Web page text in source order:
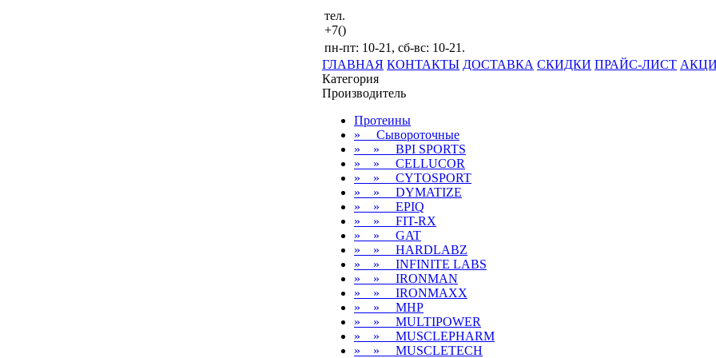
тел.
+7()
пн-пт: 10-21, сб-вс: 10-21.
ГЛАВНАЯ КОНТАКТЫ ДОСТАВКА СКИДКИ ПРАЙС-ЛИСТ
Категория
Производитель
Протеины
» Сывороточные
» » BPI SPORTS
» » CELLUCOR
» » CYTOSPORT
» » DYMATIZE
» » EPIQ
» » FIT-RX
» » GAT
» » HARDLABZ
» » INFINITE LABS
» » IRONMAN
» » IRONMAXX
» » MHP
» » MULTIPOWER
» » MUSCLEPHARM
» » MUSCLETECH